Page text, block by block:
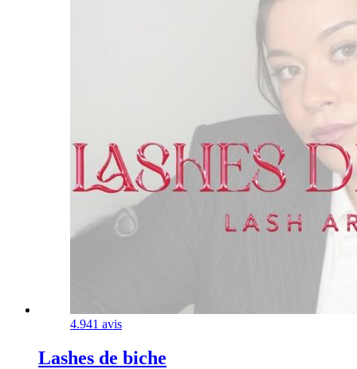
4.941 avis
Lashes de biche